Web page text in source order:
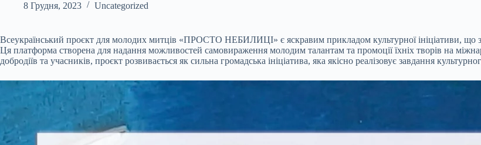
8 Грудня, 2023 Uncategorized
Всеукраїнський проєкт для молодих митців «ПРОСТО НЕБИЛИЦІ» є яскравим прикладом культурної ініціативи, що
Ця платформа створена для надання можливостей самовираження молодим талантам та промоції їхніх творів на
добродіїв та учасників, проєкт розвивається як сильна громадська ініціатива, яка якісно реалізовує завдання